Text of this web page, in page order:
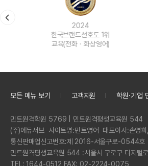
한국브랜드선호도 1위
교육(전화ㆍ화상영어)
모든 메뉴 보기 고객지원 학원·기업
정
보
민트원격학원 5769 | 민트원격평생교육원 544
회
사
명
(주)에듀서브 사이트명:민트영어 대표이사:손영
통신판매업신고번호:제 2016-서울구로-0544호
민트원격평생교육원 544 :서울시 구로구 디지털
전
TEL: 1644-0512 FAX: 02-2224-0075